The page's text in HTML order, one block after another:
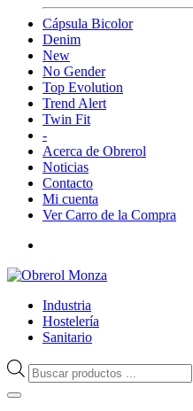
Cápsula Bicolor
Denim
New
No Gender
Top Evolution
Trend Alert
Twin Fit
-
Acerca de Obrerol
Noticias
Contacto
Mi cuenta
Ver Carro de la Compra
Industria
Hostelería
Sanitario
Búsqueda
de